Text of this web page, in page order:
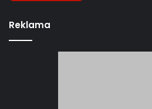
Reklama